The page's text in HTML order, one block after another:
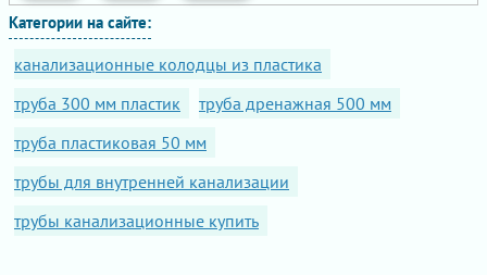
Категории на сайте:
канализационные колодцы из пластика
труба 300 мм пластик
труба дренажная 500 мм
труба пластиковая 50 мм
трубы для внутренней канализации
трубы канализационные купить